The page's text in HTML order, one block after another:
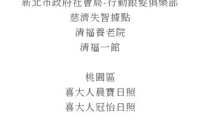
慈濟失智據點
清福養老院
清福一館
桃園區
喜大人晨寶日照
喜大人冠怡日照